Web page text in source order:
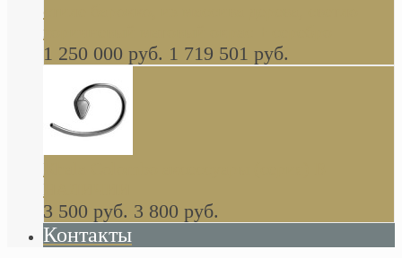
стиле барокко, из массива дерева, светло
коричневый матовый окрас + серебро
1 250 000 руб. 1 719 501 руб.
Khala Colombo аксессуары (серия) В
НАЛИЧИИ
3 500 руб. 3 800 руб.
Контакты